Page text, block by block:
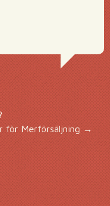
för Merförsäljning→